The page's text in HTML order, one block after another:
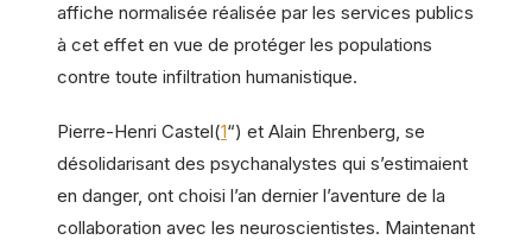
affiche normalisée réalisée par les services publics
à cet effet en vue de protéger les populations
contre toute infiltration humanistique.
Pierre-Henri Castel(1“) et Alain Ehrenberg, se
désolidarisant des psychanalystes qui s’estimaient
en danger, ont choisi l’an dernier l’aventure de la
collaboration avec les neuroscientistes. Maintenant